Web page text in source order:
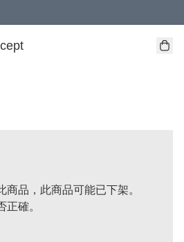
商品，此商品可能已下架。
正確。